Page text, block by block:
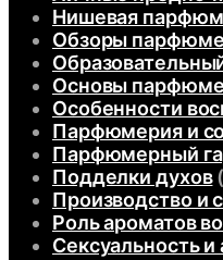
Нишевая
Обзоры
Основы
Особенности
Парфюмерия и
Парфюмерный
Подделки духов
Производство и
Роль ароматов
Сексуальность